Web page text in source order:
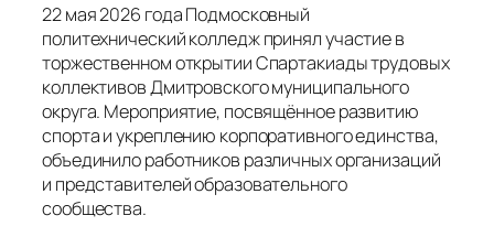
22 мая 2026 года Подмосковный
политехнический колледж принял участие в
торжественном открытии Спартакиады трудовых
коллективов Дмитровского муниципального
округа. Мероприятие, посвящённое развитию
спорта и укреплению корпоративного единства,
объединило работников различных организаций
и представителей образовательного
сообщества.